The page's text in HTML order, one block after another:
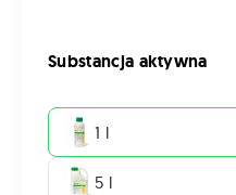
Substancja aktywna
1 l
5 l